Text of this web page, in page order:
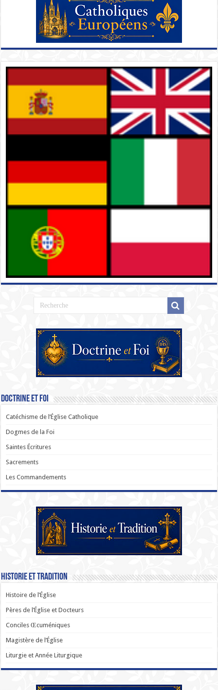
Doctrine et Foi
Catéchisme de l’Église Catholique
Dogmes de la Foi
Saintes Écritures
Sacrements
Les Commandements
Historie et Tradition
Histoire de l’Église
Pères de l’Église et Docteurs
Conciles Œcuméniques
Magistère de l’Église
Liturgie et Année Liturgique